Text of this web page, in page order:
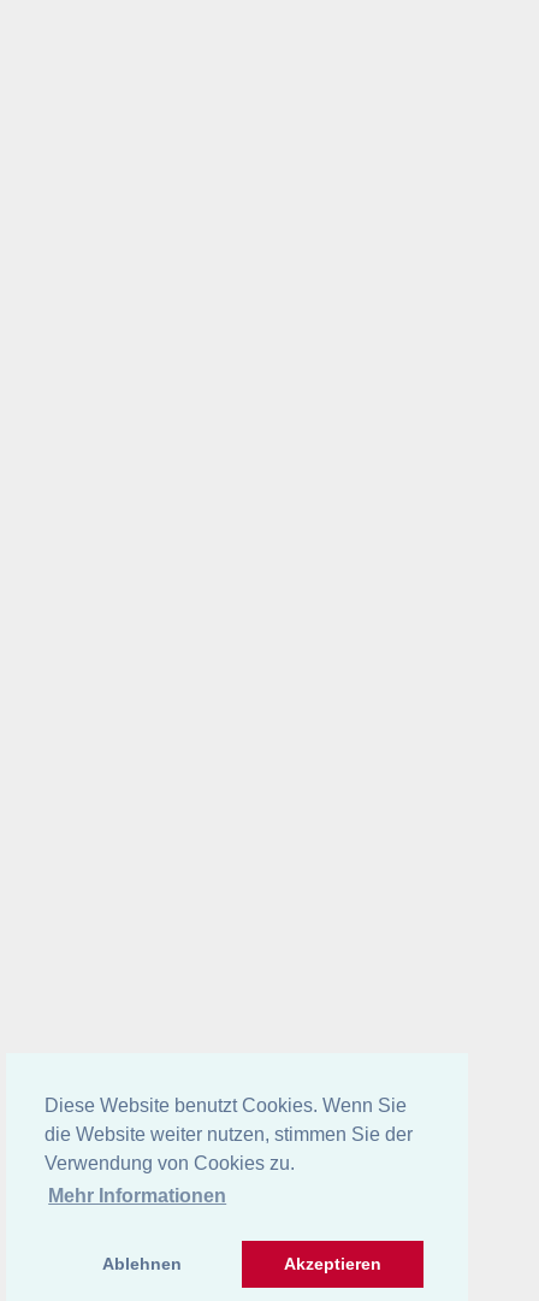
Diese Website benutzt Cookies. Wenn Sie
die Website weiter nutzen, stimmen Sie der
Verwendung von Cookies zu.
Mehr Informationen
Ablehnen Akzeptieren